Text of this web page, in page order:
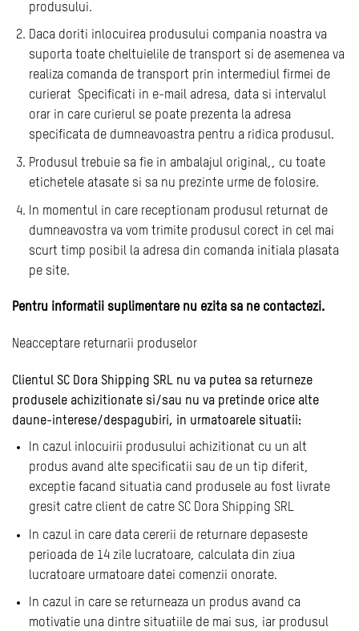
produsului.
Daca doriti inlocuirea produsului compania noastra va
suporta toate cheltuielile de transport si de asemenea va
realiza comanda de transport prin intermediul firmei de
curierat Specificati in e-mail adresa, data si intervalul
orar in care curierul se poate prezenta la adresa
specificata de dumneavoastra pentru a ridica produsul.
Produsul trebuie sa fie in ambalajul original,, cu toate
etichetele atasate si sa nu prezinte urme de folosire.
In momentul in care receptionam produsul returnat de
dumneavostra va vom trimite produsul corect in cel mai
scurt timp posibil la adresa din comanda initiala plasata
pe site.
Pentru informatii suplimentare nu ezita sa ne contactezi.
Neacceptare returnarii produselor
Clientul SC Dora Shipping SRL nu va putea sa returneze
produsele achizitionate si/sau nu va pretinde orice alte
daune-interese/despagubiri, in urmatoarele situatii:
In cazul inlocuirii produsului achizitionat cu un alt
produs avand alte specificatii sau de un tip diferit,
exceptie facand situatia cand produsele au fost livrate
gresit catre client de catre SC Dora Shipping SRL
In cazul in care data cererii de returnare depaseste
perioada de 14 zile lucratoare, calculata din ziua
lucratoare urmatoare datei comenzii onorate.
In cazul in care se returneaza un produs avand ca
motivatie una dintre situatiile de mai sus, iar produsul